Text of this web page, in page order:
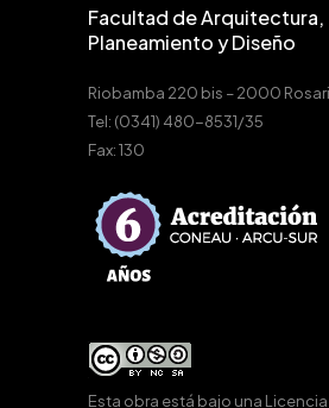
Facultad de Arquitectura,
Planeamiento y Diseño
Riobamba 220 bis – 2000
Tel: (0341) 480-8531/35
Fax: 130
Esta obra está bajo una